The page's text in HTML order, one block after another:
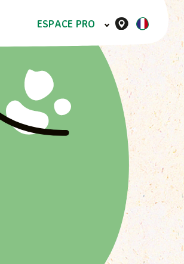
ESPACE PRO